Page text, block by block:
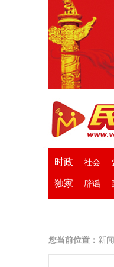
时政 社会
独家 辟谣
您当前位置： 新